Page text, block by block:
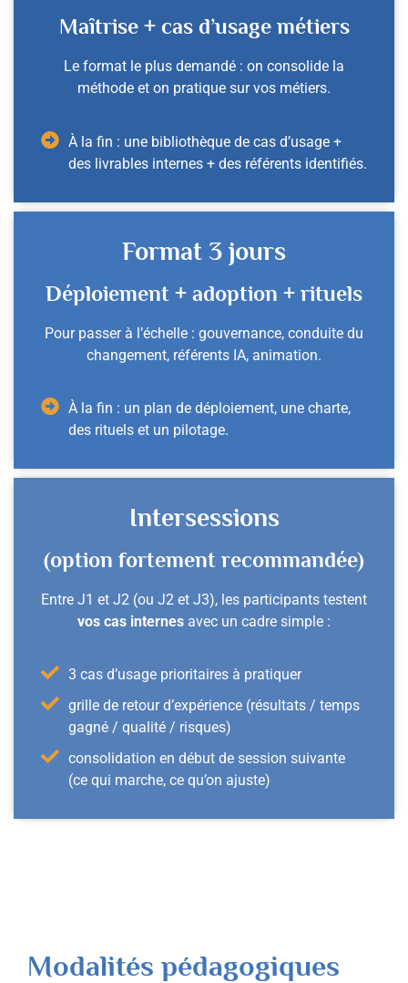
Maîtrise + cas d’usage métiers
Le format le plus demandé : on consolide la
méthode et on pratique sur vos métiers.
À la fin : une bibliothèque de cas d’usage +
des livrables internes + des référents identifiés.
Format 3 jours
Déploiement + adoption + rituels
Pour passer à l’échelle : gouvernance, conduite du
changement, référents IA, animation.
À la fin : un plan de déploiement, une charte,
des rituels et un pilotage.
Intersessions
(option fortement recommandée)
Entre J1 et J2 (ou J2 et J3), les participants testent
vos cas internes avec un cadre simple :
3 cas d’usage prioritaires à pratiquer
grille de retour d’expérience (résultats / temps
gagné / qualité / risques)
consolidation en début de session suivante
(ce qui marche, ce qu’on ajuste)
Modalités pédagogiques